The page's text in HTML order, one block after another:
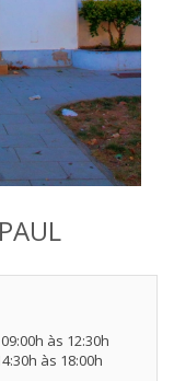
às 12:30h
às 18:00h